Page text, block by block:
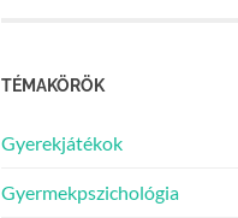
TÉMAKÖRÖK
Gyerekjátékok
Gyermekpszichológia